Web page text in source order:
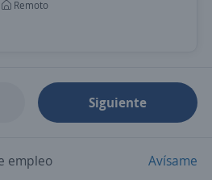
Remoto
Siguiente
empleo Avísame